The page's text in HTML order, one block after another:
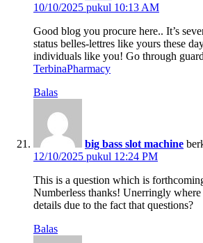
10/10/2025 pukul 10:13 AM
Good blog you procure here.. It’s
status belles-lettres like yours these
individuals like you! Go through
TerbinaPharmacy
Balas
big bass slot machine
12/10/2025 pukul 12:24 PM
This is a question which is
Numberless thanks! Unerringly
details due to the fact that questions?
Balas